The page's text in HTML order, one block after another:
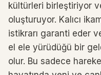
kültürleri birleştiriyor
oluşturuyor. Kalıcı
istikrarı garanti eder
el ele yürüdüğü bir
olur. Bu sadece